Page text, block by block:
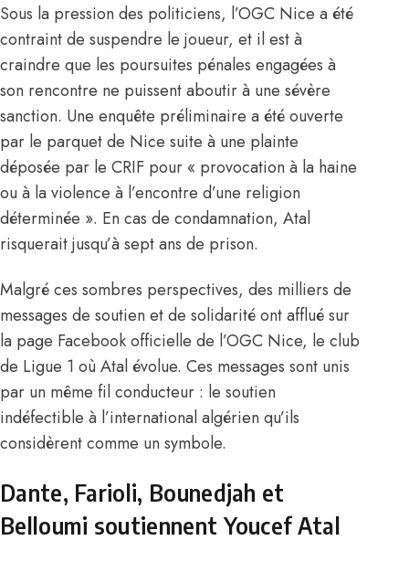
Sous la pression des politiciens, l’OGC Nice a été
contraint de suspendre le joueur, et il est à
craindre que les poursuites pénales engagées à
son rencontre ne puissent aboutir à une sévère
sanction. Une enquête préliminaire a été ouverte
par le parquet de Nice suite à une plainte
déposée par le CRIF pour « provocation à la haine
ou à la violence à l’encontre d’une religion
déterminée ». En cas de condamnation, Atal
risquerait jusqu’à sept ans de prison.
Malgré ces sombres perspectives, des milliers de
messages de soutien et de solidarité ont afflué sur
la page Facebook officielle de l’OGC Nice, le club
de Ligue 1 où Atal évolue. Ces messages sont unis
par un même fil conducteur : le soutien
indéfectible à l’international algérien qu’ils
considèrent comme un symbole.
Dante, Farioli, Bounedjah et
Belloumi soutiennent Youcef Atal